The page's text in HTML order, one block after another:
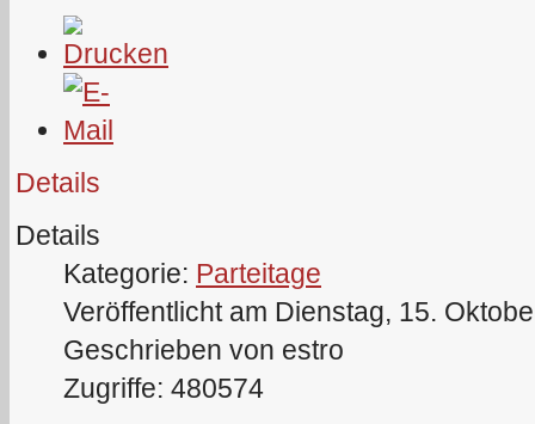
Details
Details
Kategorie: Parteitage
Veröffentlicht am Dienstag, 15.
Geschrieben von estro
Zugriffe: 480574